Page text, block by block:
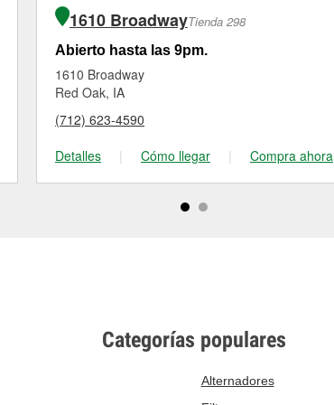
1610 BroadwayTienda 298
Abierto hasta las 9pm.
1610 Broadway
Red Oak, IA
(712) 623-4590
Detalles
| Cómo llegar | Compra ahora
Categorías populares
Alternadores